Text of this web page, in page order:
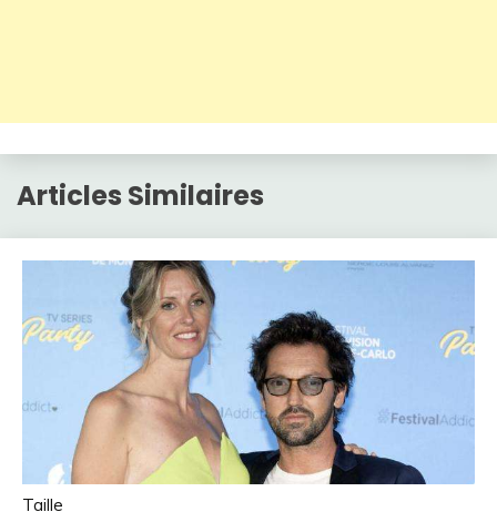
Articles Similaires
Taille